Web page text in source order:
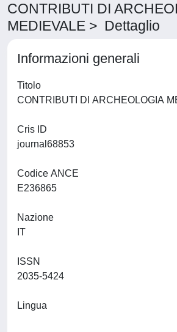
CONTRIBUTI DI
MEDIEVALE > Dettaglio
Informazioni generali
Titolo
Cris ID
Codice ANCE
Nazione
ISSN
Lingua